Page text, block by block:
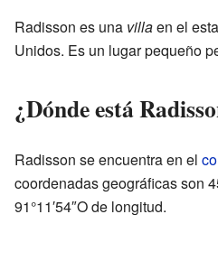
Radisson es una villaen el
Unidos. Es un lugar pequeño
¿Dónde está
Radisson se encuentra en el
coordenadas geográficas son
91°11′54″O de longitud.